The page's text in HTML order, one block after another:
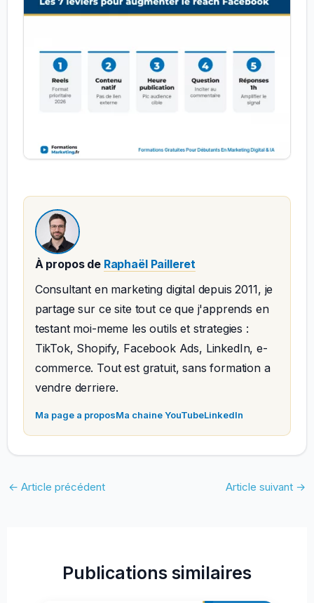
À propos de Raphaël Pailleret
Consultant en marketing digital depuis 2011, je
partage sur ce site tout ce que j'apprends en
testant moi-meme les outils et strategies :
TikTok, Shopify, Facebook Ads, LinkedIn, e-
commerce. Tout est gratuit, sans formation a
vendre derriere.
Ma page a proposMa chaine YouTubeLinkedIn
← Article précédent Article suivant →
Publications similaires